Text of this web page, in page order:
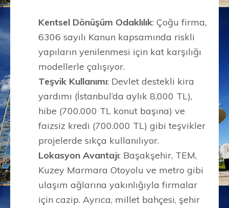
Kentsel Dönüşüm Odaklılık: Çoğu firma,
6306 sayılı Kanun kapsamında riskli
yapıların yenilenmesi için kat karşılığı
modellerle çalışıyor.
Teşvik Kullanımı: Devlet destekli kira
yardımı (İstanbul’da aylık 8.000 TL),
hibe (700.000 TL konut başına) ve
faizsiz kredi (700.000 TL) gibi teşvikler
projelerde sıkça kullanılıyor.
Lokasyon Avantajı: Başakşehir, TEM,
Kuzey Marmara Otoyolu ve metro gibi
ulaşım ağlarına yakınlığıyla firmalar
için cazip. Ayrıca, millet bahçesi, şehir